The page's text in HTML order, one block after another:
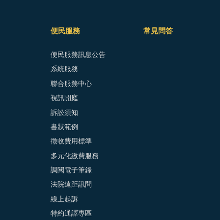
便民服務
便民服務訊息公告
系統服務
聯合服務中心
視訊開庭
訴訟須知
書狀範例
徵收費用標準
多元化繳費服務
調閱電子筆錄
法院遠距訊問
線上起訴
特約通譯專區
常見問答